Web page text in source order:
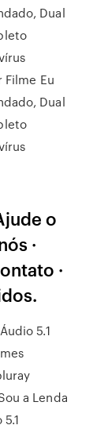
Dual
Filme Eu
Dual
o
·
·
5.1
a Lenda